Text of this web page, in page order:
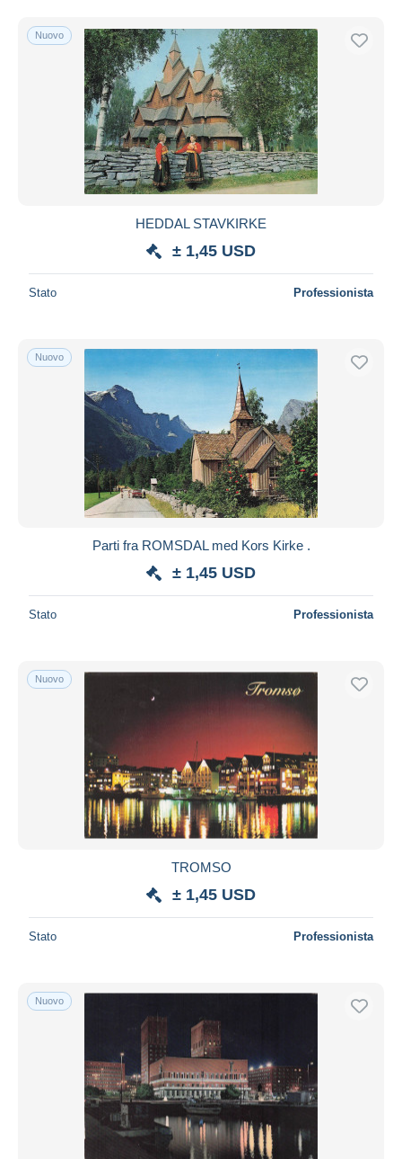
Nuovo
HEDDAL STAVKIRKE
± 1,45 USD
Stato Professionista
Nuovo
Parti fra ROMSDAL med Kors Kirke .
± 1,45 USD
Stato Professionista
Nuovo
TROMSO
± 1,45 USD
Stato Professionista
Nuovo